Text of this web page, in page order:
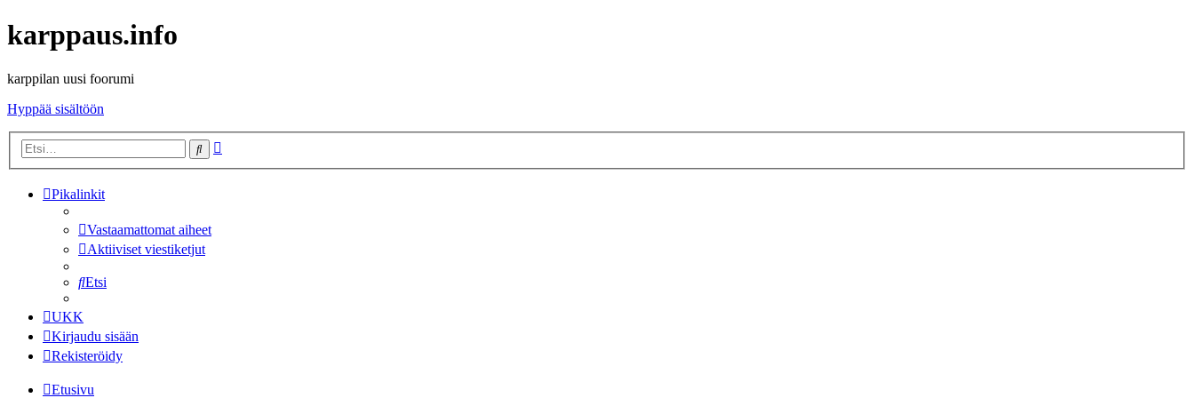
karppaus.info
karppilan uusi foorumi
Hyppää sisältöön
Etsi
Pikalinkit
Vastaamattomat aiheet
Aktiiviset viestiketjut
Etsi
UKK
Kirjaudu sisään
Rekisteröidy
Etusivu